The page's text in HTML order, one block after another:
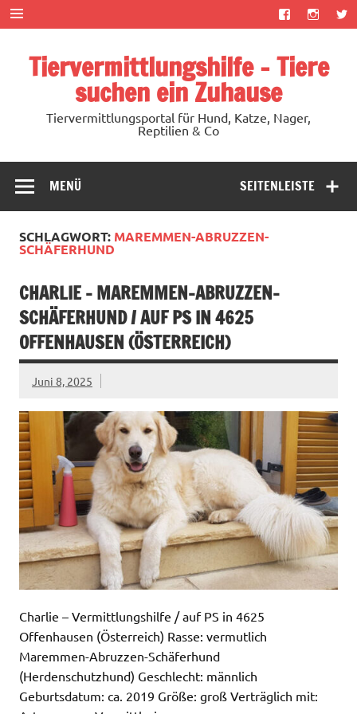
Zum
Inhalt
springen
Tiervermittlungshilfe – Tiere
suchen ein Zuhause
Tiervermittlungsportal für Hund, Katze, Nager,
Reptilien & Co
SEITENLEISTE
MENÜ
SCHLAGWORT: MAREMMEN-ABRUZZEN-
SCHÄFERHUND
CHARLIE – MAREMMEN-ABRUZZEN-
SCHÄFERHUND / AUF PS IN 4625
OFFENHAUSEN (ÖSTERREICH)
Juni 8, 2025
Charlie – Vermittlungshilfe / auf PS in 4625
Offenhausen (Österreich) Rasse: vermutlich
Maremmen-Abruzzen-Schäferhund
(Herdenschutzhund) Geschlecht: männlich
Geburtsdatum: ca. 2019 Größe: groß Verträglich mit: